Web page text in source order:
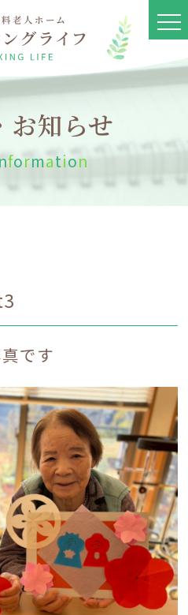
お知らせ
nformation
です
ライフとは
グ
らせ
案内
情報